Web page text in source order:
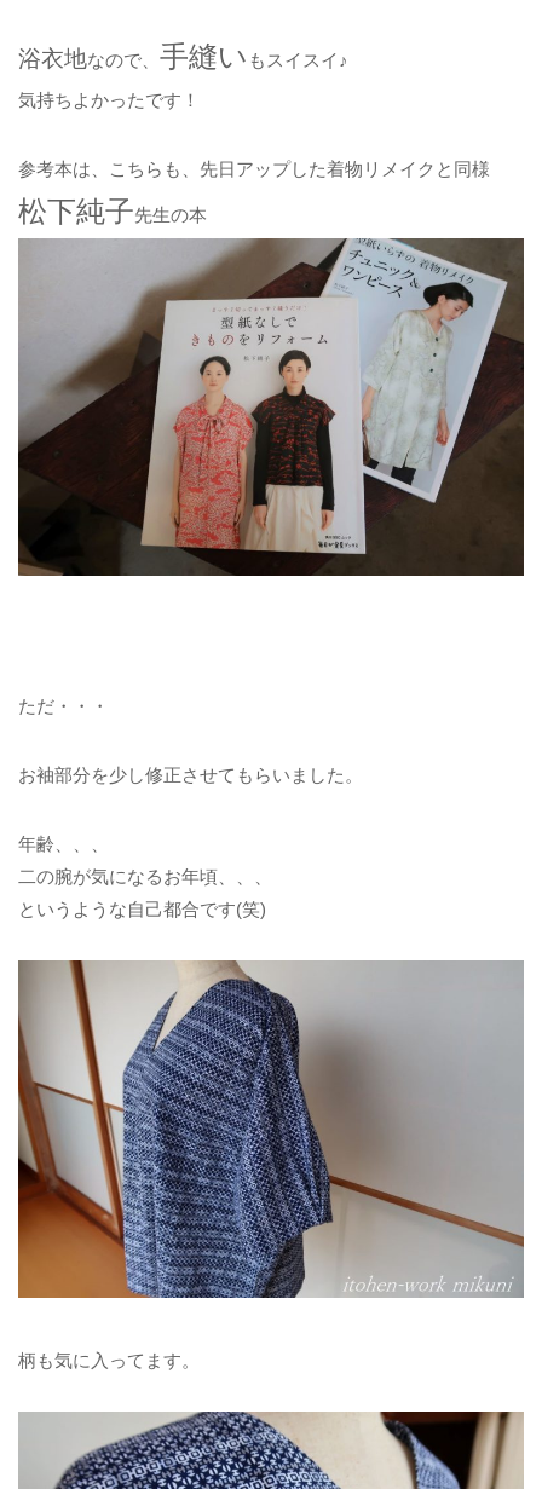
浴衣地なので、 手縫い もスイスイ♪
気持ちよかったです！
参考本は、こちらも、先日アップした着物リメイクと同様
松下純子先生の本
ただ・・・
お袖部分を少し修正させてもらいました。
年齢、、、
二の腕が気になるお年頃、、、
というような自己都合です(笑)
柄も気に入ってます。